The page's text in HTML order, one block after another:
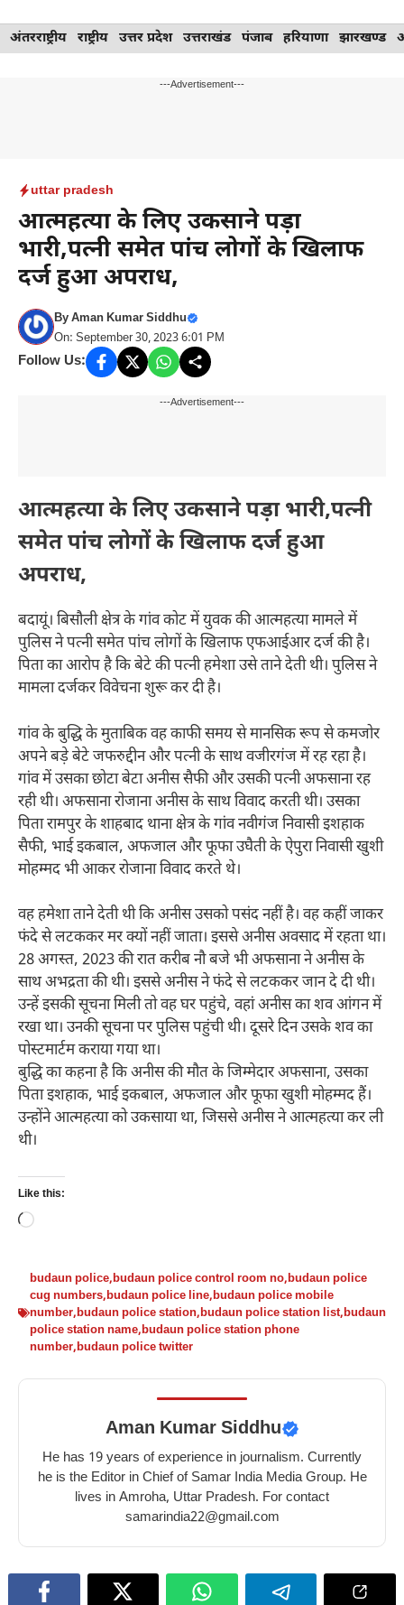
Skip
to
अंतरराष्ट्रीय राष्ट्रीय उत्तर प्रदेश उत्तराखंड पंजाब हरियाणा झारखण्ड
---Advertisement---
uttar pradesh
आत्महत्या के लिए उकसाने पड़ा
भारी,पत्नी समेत पांच लोगों के खिलाफ
दर्ज हुआ अपराध,
ByAman Kumar Siddhu
On: September 30, 2023 6:01 PM
Follow Us:
---Advertisement---
आत्महत्या के लिए उकसाने पड़ा भारी,पत्नी
समेत पांच लोगों के खिलाफ दर्ज हुआ
अपराध,
बदायूं। बिसौली क्षेत्र के गांव कोट में युवक की आत्महत्या मामले में
पुलिस ने पत्नी समेत पांच लोगों के खिलाफ एफआईआर दर्ज की है।
पिता का आरोप है कि बेटे की पत्नी हमेशा उसे ताने देती थी। पुलिस ने
मामला दर्जकर विवेचना शुरू कर दी है।
गांव के बुद्धि के मुताबिक वह काफी समय से मानसिक रूप से कमजोर
अपने बड़े बेटे जफरुद्दीन और पत्नी के साथ वजीरगंज में रह रहा है।
गांव में उसका छोटा बेटा अनीस सैफी और उसकी पत्नी अफसाना रह
रही थी। अफसाना रोजाना अनीस के साथ विवाद करती थी। उसका
पिता रामपुर के शाहबाद थाना क्षेत्र के गांव नवीगंज निवासी इशहाक
सैफी, भाई इकबाल, अफजाल और फूफा उघैती के ऐपुरा निवासी खुशी
मोहम्मद भी आकर रोजाना विवाद करते थे।
वह हमेशा ताने देती थी कि अनीस उसको पसंद नहीं है। वह कहीं जाकर
फंदे से लटककर मर क्यों नहीं जाता। इससे अनीस अवसाद में रहता था।
28 अगस्त, 2023 की रात करीब नौ बजे भी अफसाना ने अनीस के
साथ अभद्रता की थी। इससे अनीस ने फंदे से लटककर जान दे दी थी।
उन्हें इसकी सूचना मिली तो वह घर पहुंचे, वहां अनीस का शव आंगन में
रखा था। उनकी सूचना पर पुलिस पहुंची थी। दूसरे दिन उसके शव का
पोस्टमार्टम कराया गया था।
बुद्धि का कहना है कि अनीस की मौत के जिम्मेदार अफसाना, उसका
पिता इशहाक, भाई इकबाल, अफजाल और फूफा खुशी मोहम्मद हैं।
उन्होंने आत्महत्या को उकसाया था, जिससे अनीस ने आत्महत्या कर ली
थी।
Like this:
Loading…
budaun police,budaun police control room no,budaun police
cug numbers,budaun police line,budaun police mobile
number,budaun police station,budaun police station list,budaun
police station name,budaun police station phone
number,budaun police twitter
Aman Kumar Siddhu
He has 19 years of experience in journalism. Currently
he is the Editor in Chief of Samar India Media Group. He
lives in Amroha, Uttar Pradesh. For contact
samarindia22@gmail.com